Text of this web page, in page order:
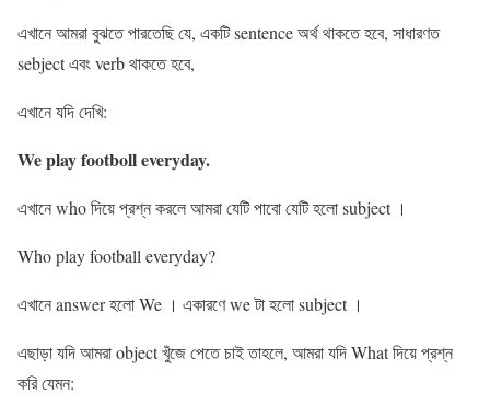
এখানে আমরা বুঝতে পারতেছি যে, একটি sentence অর্থ থাকতে হবে, সাধারণত
sebject এবং verb থাকতে হবে,
এখানে যদি দেখি:
We play footboll everyday.
এখানে who দিয়ে প্রশ্ন করলে আমরা যেটি পাবো যেটি হলো subject ।
Who play football everyday?
এখানে answer হলো We । একারণে we টা হলো subject ।
এছাড়া যদি আমরা object খুঁজে পেতে চাই তাহলে, আমরা যদি What দিয়ে প্রশ্ন
করি যেমন: